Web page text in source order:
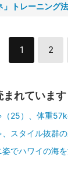
」トレーニング
1 2
まれています
（25）、体重
、スタイル抜群
でハワイの海